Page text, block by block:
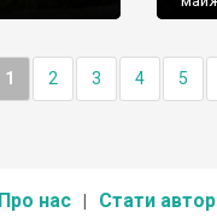
1 2 3 4 5
Про нас Стати